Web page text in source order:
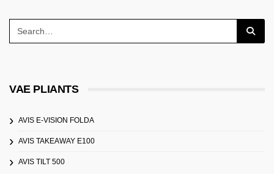
VAE PLIANTS
AVIS E-VISION FOLDA
AVIS TAKEAWAY E100
AVIS TILT 500